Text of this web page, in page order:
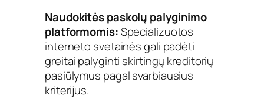
Naudokitės paskolų palyginimo
platformomis:Specializuotos
interneto svetainės gali padėti
greitai palyginti skirtingų kreditorių
pasiūlymus pagal svarbiausius
kriterijus.